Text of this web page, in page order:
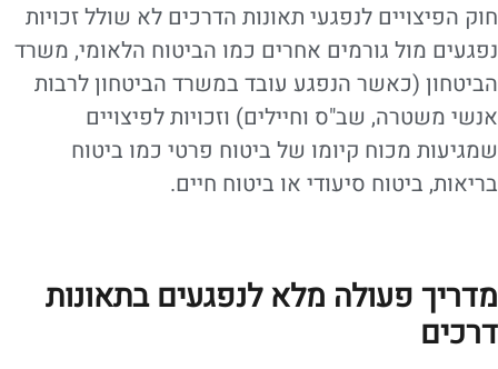
חוק הפיצויים לנפגעי תאונות הדרכים לא שולל זכויות
נפגעים מול גורמים אחרים כמו הביטוח הלאומי, משרד
הביטחון (כאשר הנפגע עובד במשרד הביטחון לרבות
אנשי משטרה, שב"ס וחיילים) וזכויות לפיצויים
שמגיעות מכוח קיומו של ביטוח פרטי כמו ביטוח
בריאות, ביטוח סיעודי או ביטוח חיים.
מדריך פעולה מלא לנפגעים בתאונות
דרכים